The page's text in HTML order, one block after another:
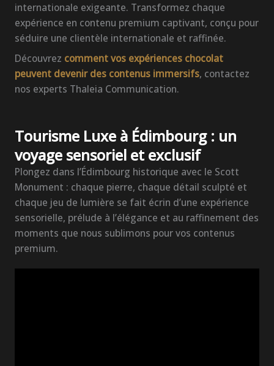
internationale exigeante. Transformez chaque
expérience en contenu premium captivant, conçu pour
séduire une clientèle internationale et raffinée.
Découvrez comment vos expériences chocolat
peuvent devenir des contenus immersifs, contactez
nos experts Thaleia Communication.
Tourisme Luxe à Édimbourg : un
voyage sensoriel et exclusif
Plongez dans l’Édimbourg historique avec le Scott
Monument : chaque pierre, chaque détail sculpté et
chaque jeu de lumière se fait écrin d’une expérience
sensorielle, prélude à l’élégance et au raffinement des
moments que nous sublimons pour vos contenus
premium.